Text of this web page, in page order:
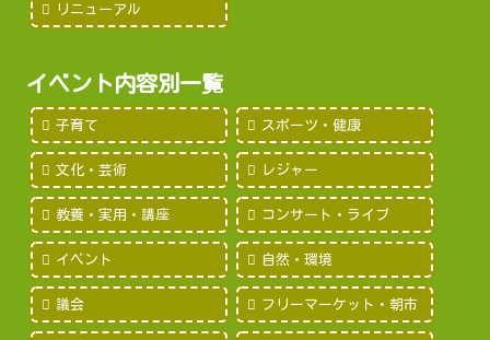
リニューアル
イベント内容別一覧
子育て スポーツ・健康
文化・芸術 レジャー
教養・実用・講座 コンサート・ライブ
イベント 自然・環境
議会 フリーマーケット・朝市